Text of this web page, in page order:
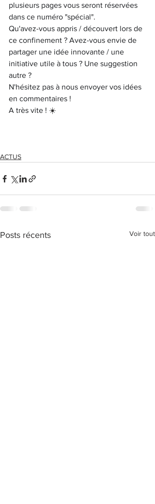
plusieurs pages vous seront réservées
dans ce numéro "spécial".
Qu'avez-vous appris / découvert lors de
ce confinement ? Avez-vous envie de
partager une idée innovante / une
initiative utile à tous ? Une suggestion
autre ?
N'hésitez pas à nous envoyer vos idées
en commentaires !
A très vite ! ☀️
ACTUS
Posts récents Voir tout